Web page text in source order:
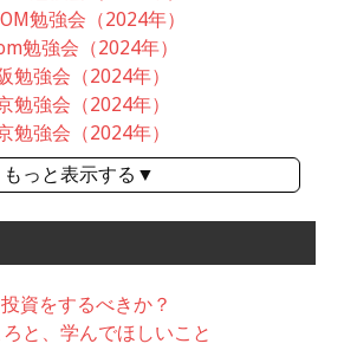
勉強会（2024年）
勉強会（2024年）
勉強会（2024年）
勉強会（2024年）
勉強会（2024年）
もっと表示する▼
資をするべきか？
と、学んでほしいこと